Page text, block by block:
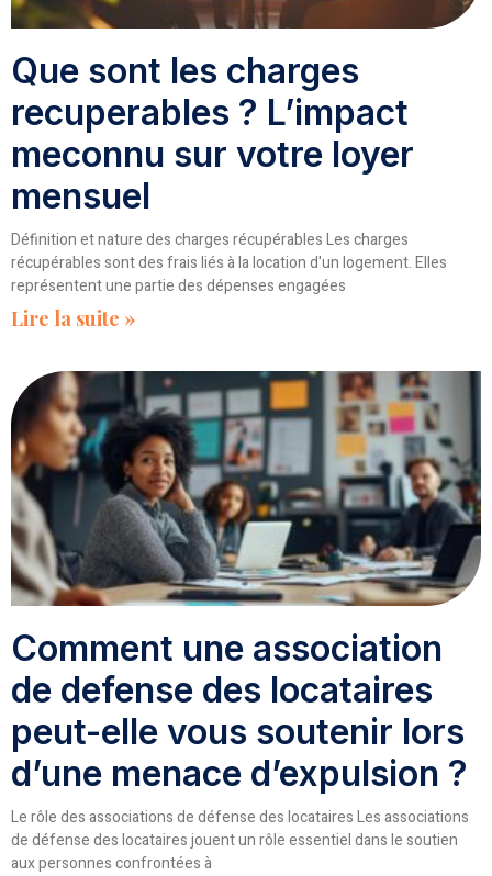
Que sont les charges
recuperables ? L’impact
meconnu sur votre loyer
mensuel
Définition et nature des charges récupérables Les charges
récupérables sont des frais liés à la location d'un logement. Elles
représentent une partie des dépenses engagées
Lire la suite »
Comment une association
de defense des locataires
peut-elle vous soutenir lors
d’une menace d’expulsion ?
Le rôle des associations de défense des locataires Les associations
de défense des locataires jouent un rôle essentiel dans le soutien
aux personnes confrontées à